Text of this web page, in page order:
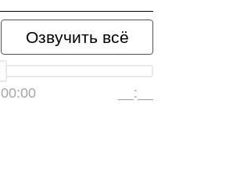
Озвучить всё
00:00 __:__